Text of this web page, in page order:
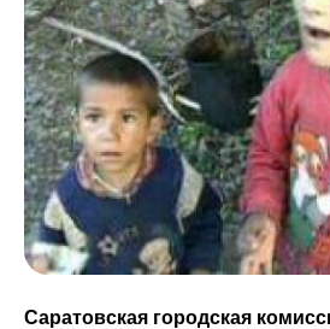
Саратовская городская